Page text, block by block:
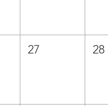
27 28